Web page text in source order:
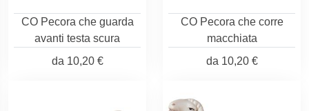
CO Pecora che guarda
avanti testa scura
da 10,20 €
CO Pecora che corre
macchiata
da 10,20 €